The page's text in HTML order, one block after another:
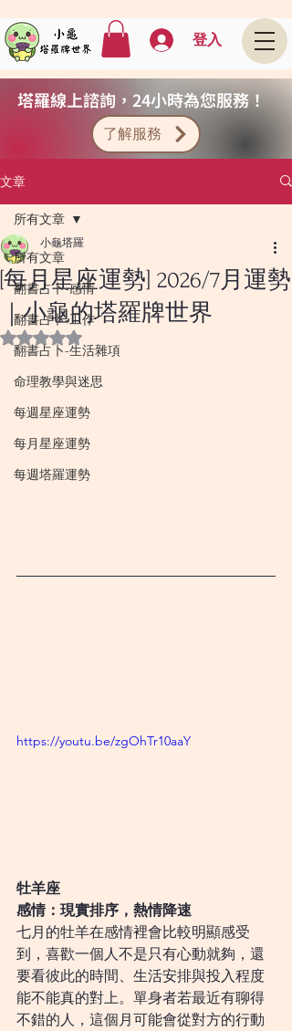
登入
塔羅線上諮詢，24小時為您服務！
了解服務
文章
所有文章
翻書占卜-感情
翻書占卜-工作
翻書占卜-生活雜項
命理教學與迷思
每週星座運勢
每月星座運勢
每週塔羅運勢
所有文章
[每月星座運勢] 2026/7月運勢
｜小龜的塔羅牌世界
小龜塔羅
評等為 NaN（最高為 5 顆星）。
https://youtu.be/zgOhTr10aaY
牡羊座
感情：現實排序，熱情降速
七月的牡羊在感情裡會比較明顯感受
到，喜歡一個人不是只有心動就夠，還
要看彼此的時間、生活安排與投入程度
能不能真的對上。單身者若最近有聊得
不錯的人，這個月可能會從對方的行動